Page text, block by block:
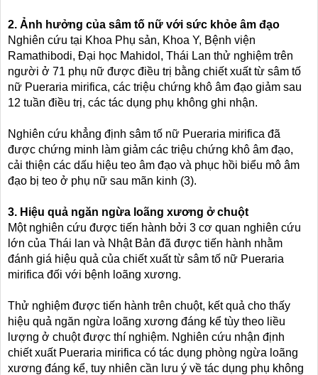
2. Ảnh hưởng của sâm tố nữ với sức khỏe âm đạo
Nghiên cứu tại Khoa Phụ sản, Khoa Y, Bệnh viện
Ramathibodi, Đại học Mahidol, Thái Lan thử nghiệm trên
người ở 71 phụ nữ được điều trị bằng chiết xuất từ sâm tố
nữ Pueraria mirifica, các triệu chứng khô âm đạo giảm sau
12 tuần điều trị, các tác dụng phụ không ghi nhận.
Nghiên cứu khẳng định sâm tố nữ Pueraria mirifica đã
được chứng minh làm giảm các triệu chứng khô âm đạo,
cải thiện các dấu hiệu teo âm đạo và phục hồi biểu mô âm
đạo bị teo ở phụ nữ sau mãn kinh (3).
3. Hiệu quả ngăn ngừa loãng xương ở chuột
Một nghiên cứu được tiến hành bởi 3 cơ quan nghiên cứu
lớn của Thái lan và Nhật Bản đã được tiến hành nhằm
đánh giá hiệu quả của chiết xuất từ sâm tố nữ Pueraria
mirifica đối với bệnh loãng xương.
Thử nghiệm được tiến hành trên chuột, kết quả cho thấy
hiệu quả ngăn ngừa loãng xương đáng kể tùy theo liều
lượng ở chuột được thí nghiệm. Nghiên cứu nhận định
chiết xuất Pueraria mirifica có tác dụng phòng ngừa loãng
xương đáng kể, tuy nhiên cần lưu ý về tác dụng phụ không